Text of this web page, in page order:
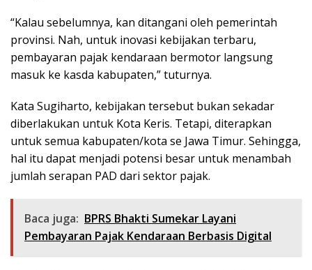
“Kalau sebelumnya, kan ditangani oleh pemerintah
provinsi. Nah, untuk inovasi kebijakan terbaru,
pembayaran pajak kendaraan bermotor langsung
masuk ke kasda kabupaten,” tuturnya.
Kata Sugiharto, kebijakan tersebut bukan sekadar
diberlakukan untuk Kota Keris. Tetapi, diterapkan
untuk semua kabupaten/kota se Jawa Timur. Sehingga,
hal itu dapat menjadi potensi besar untuk menambah
jumlah serapan PAD dari sektor pajak.
Baca juga: BPRS Bhakti Sumekar Layani
Pembayaran Pajak Kendaraan Berbasis Digital